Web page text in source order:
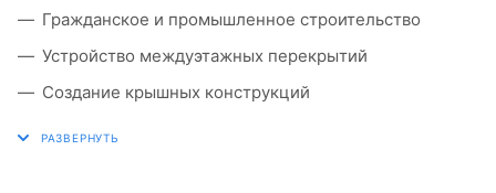
Гражданское и промышленное строительство
Устройство междуэтажных перекрытий
Создание крышных конструкций